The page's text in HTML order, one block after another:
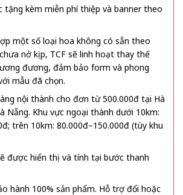
tặng kèm miễn phí thiệp và banner theo
một số loại hoa không có sẵn theo
nở kịp, TCF sẽ linh hoạt thay thế
đương, đảm bảo form và phong
mẫu đã chọn.
nội thành cho đơn từ 500.000đ tại Hà
Nẵng. Khu vực ngoại thành dưới 10km:
trên 10km: 80.000đ–150.000đ (tùy khu
được hiển thị và tính tại bước thanh
hành 100% sản phẩm. Hỗ trợ đổi hoặc